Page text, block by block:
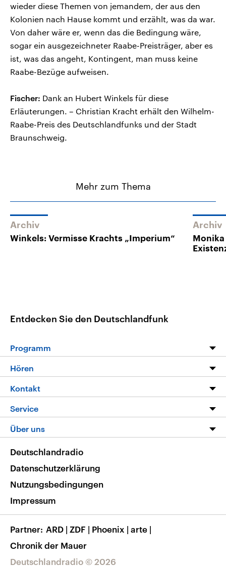
wieder diese Themen von jemandem, der aus den
Kolonien nach Hause kommt und erzählt, was da war.
Von daher wäre er, wenn das die Bedingung wäre,
sogar ein ausgezeichneter Raabe-Preisträger, aber es
ist, was das angeht, Kontingent, man muss keine
Raabe-Bezüge aufweisen.
Fischer: Dank an Hubert Winkels für diese
Erläuterungen. – Christian Kracht erhält den Wilhelm-
Raabe-Preis des Deutschlandfunks und der Stadt
Braunschweig.
Mehr zum Thema
Archiv
Winkels: Vermisse Krachts „Imperium“
Archiv
Entdecken Sie den Deutschlandfunk
Programm
Programm
Die Nachrichten
Nachrichtenleicht
Neue Beiträge auf dlf.de
Hören
Livestream
Podcasts
Deutschlandfunk App
Nachrichten App
Frequenzen
Kontakt
Hörerservice
Service
FAQ
Veranstaltungen
Musikliste
RSS
Über uns
Barrierefreiheit
Deutschlandradio © 2026
Deutschlandradio
Datenschutzerklärung
Nutzungsbedingungen
Impressum
Partner ARD | ZDF | Phoenix | arte |
Chronik der Mauer